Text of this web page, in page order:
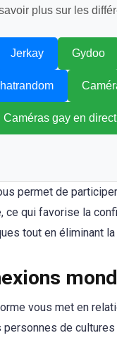
plus sur les
Jerkay Gydoo
Caméras gay en direct
permet de
ce qui favorise la
tout en éliminant
vous met en
personnes de